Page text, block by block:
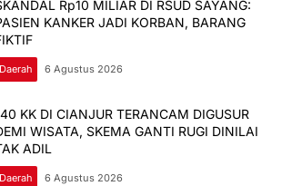
Rp10 MILIAR DI RSUD SAYANG:
KANKER JADI KORBAN, BARANG
Daerah 6 Agustus 2026
KK DI CIANJUR TERANCAM DIGUSUR
WISATA, SKEMA GANTI RUGI DINILAI
ADIL
Daerah 6 Agustus 2026